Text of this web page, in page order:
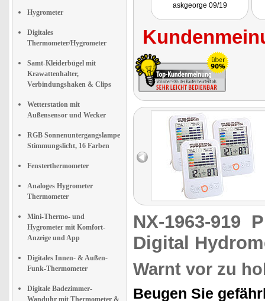
Hygrometer
Digitales
Thermometer/Hygrometer
Samt-Kleiderbügel mit
Krawattenhalter,
Verbindungshaken & Clips
Wetterstation mit
Außensensor und Wecker
RGB Sonnenuntergangslampe
Stimmungslicht, 16 Farben
Fensterthermometer
Analoges Hygrometer
Thermometer
Mini-Thermo- und
Hygrometer mit Komfort-
Anzeige und App
Digitales Innen- & Außen-
Funk-Thermometer
Digitale Badezimmer-
Wanduhr mit Thermometer &
Aufzeichnung der
askgeorge 09/19
NX-1963-919
Digital
Warnt vor zu
Beugen Sie